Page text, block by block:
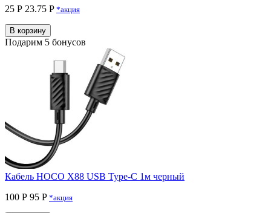
25 Р 23.75 P *акция
В корзину
Подарим 5 бонусов
Кабель HOCO X88 USB Type-C 1м черный
100 Р 95 P *акция